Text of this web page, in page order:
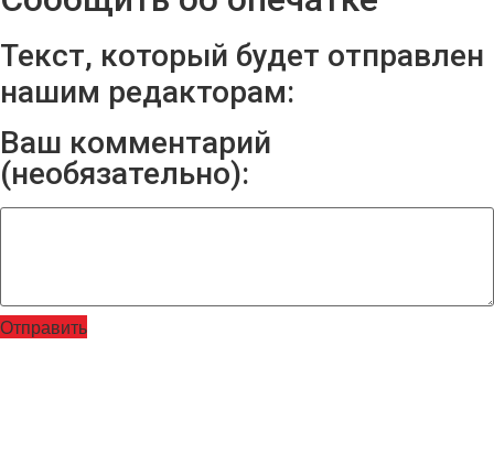
Текст, который будет отправлен
нашим редакторам:
Ваш комментарий
(необязательно):
Отправить